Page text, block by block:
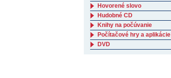
Hovorené slovo
Hudobné CD
Knihy na počúvanie
Počítačové hry a aplikácie
DVD